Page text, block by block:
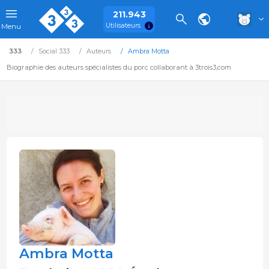
Menu
211.943
Utilisateurs
333 Social 333 Auteurs
Ambra Motta
Biographie des auteurs spécialistes du porc collaborant à 3trois3,com
Ambra Motta